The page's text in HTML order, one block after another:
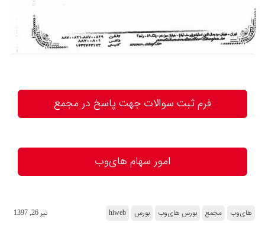
فرم ثبت سوالات جهت پاسخ در مجمع
امور سهام های‌وب
های‌وب مجمع بورس های‌وب بورس hiweb تير 26, 1397